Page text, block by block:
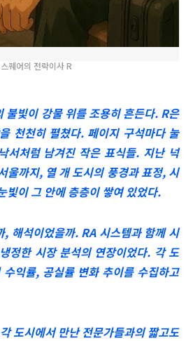
스퀘어의 전략이사 R
불빛이 강물 위를 조용히 흔든다. R은
천천히 펼쳤다. 페이지 구석마다 눌
서처럼 남겨진 작은 표식들. 지난 넉
울까지, 열 개 도시의 풍경과 표정, 시
빛이 그 안에 층층이 쌓여 있었다.
, 해석이었을까. RA 시스템과 함께 시
정한 시장 분석의 연장이었다. 각 도
익률, 공실률 변화 추이를 수집하고
도시에서 만난 전문가들과의 짧고도